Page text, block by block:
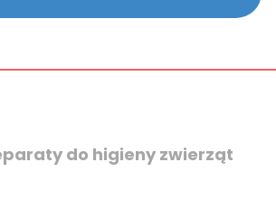
do higieny zwierząt